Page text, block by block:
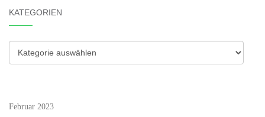
KATEGORIEN
Kategorien
Februar 2023